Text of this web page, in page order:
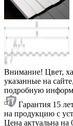
Внимание! Цвет,
указанные на
подробную
Гарантия 15
на продукцию с
Цена актуальна на